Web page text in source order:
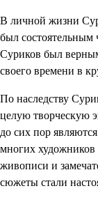
В личной жизни
был состоятельным
Суриков был
своего времени в
По наследству
целую творческую
до сих пор
многих художников
живописи и
сюжеты стали